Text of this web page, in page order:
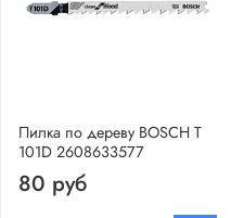
Пилка по дереву BOSCH Т
101D 2608633577
80 руб